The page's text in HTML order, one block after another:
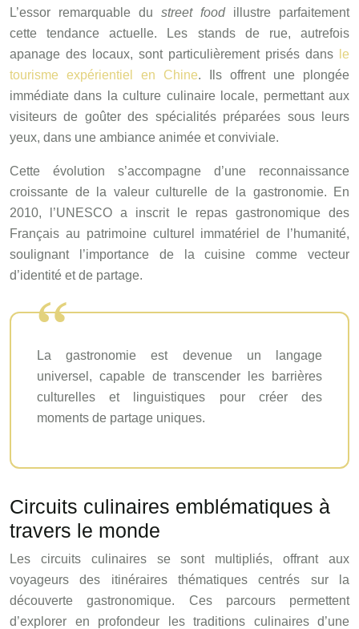
L’essor remarquable du street food illustre parfaitement
cette tendance actuelle. Les stands de rue, autrefois
apanage des locaux, sont particulièrement prisés dans
le
tourisme expérientiel en Chine. Ils offrent une plongée
immédiate dans la culture culinaire locale, permettant aux
visiteurs de goûter des spécialités préparées sous leurs
yeux, dans une ambiance animée et conviviale.
Cette évolution s’accompagne d’une reconnaissance
croissante de la valeur culturelle de la gastronomie. En
2010, l’UNESCO a inscrit le repas gastronomique des
Français au patrimoine culturel immatériel de l’humanité,
soulignant l’importance de la cuisine comme vecteur
d’identité et de partage.
La gastronomie est devenue un langage
universel, capable de transcender les barrières
culturelles et linguistiques pour créer des
moments de partage uniques.
Circuits culinaires emblématiques à
travers le monde
Les circuits culinaires se sont multipliés, offrant aux
voyageurs des itinéraires thématiques centrés sur la
découverte gastronomique. Ces parcours permettent
d’explorer en profondeur les traditions culinaires d’une